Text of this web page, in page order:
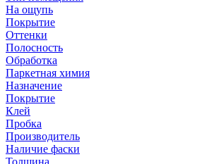
На ощупь
Покрытие
Оттенки
Полосность
Обработка
Паркетная химия
Назначение
Покрытие
Клей
Пробка
Производитель
Наличие фаски
Толщина